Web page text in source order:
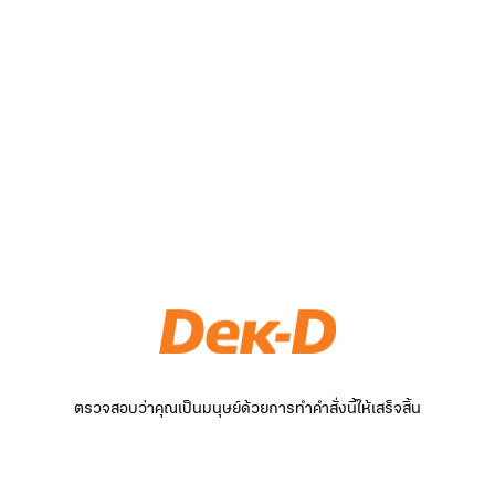
ตรวจสอบว่าคุณเป็นมนุษย์ด้วยการทำคำสั่งนี้ให้เสร็จสิ้น